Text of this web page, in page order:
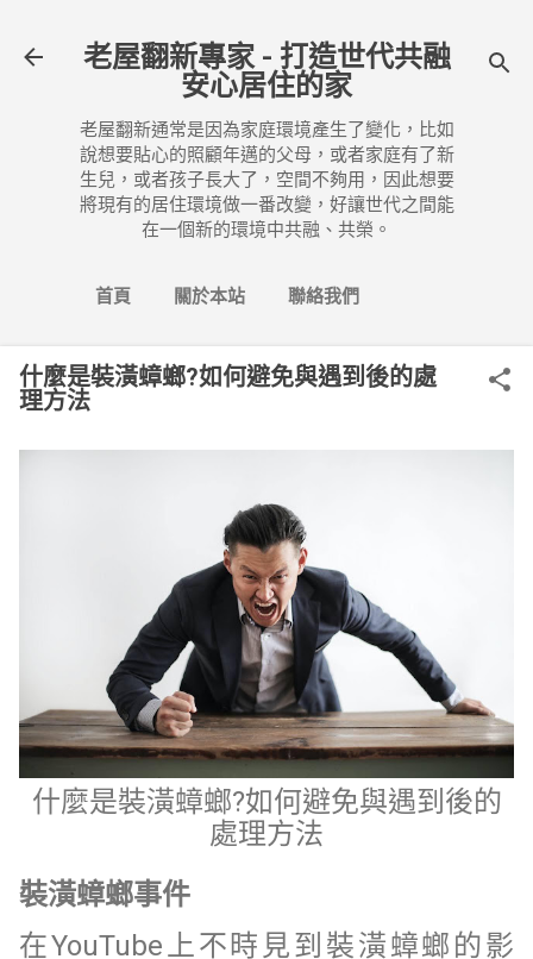
老屋翻新專家 - 打造世代共融
安心居住的家
老屋翻新通常是因為家庭環境產生了變化，比如
說想要貼心的照顧年邁的父母，或者家庭有了新
生兒，或者孩子長大了，空間不夠用，因此想要
將現有的居住環境做一番改變，好讓世代之間能
在一個新的環境中共融、共榮。
首頁 關於本站 聯絡我們
什麼是裝潢蟑螂?如何避免與遇到後的處
理方法
什麼是裝潢蟑螂?如何避免與遇到後的
處理方法
裝潢蟑螂事件
在YouTube上不時見到裝潢蟑螂的影